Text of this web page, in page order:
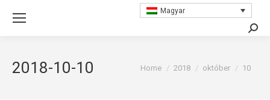
Magyar
2018-10-10 You are here:
Home 2018 október 10